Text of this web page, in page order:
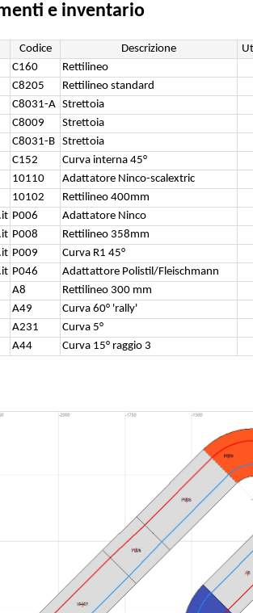
e inventario
Codice Descrizione
C160
Rettilineo
C8205
Rettilineo standard
C8031-A Strettoia
C8009
Strettoia
C8031-B Strettoia
C152
Curva interna 45°
10110
Adattatore Ninco-scalextric
10102
Rettilineo 400mm
P006
Adattatore Ninco
P008
Rettilineo 358mm
P009
Curva R1 45°
P046
Adattattore Polistil/Fleischmann
A8
Rettilineo 300 mm
A49
Curva 60° 'rally'
A231
Curva 5°
A44 Curva 15° raggio 3